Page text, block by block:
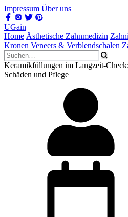
Impressum Über uns
UGain
Home Ästhetische Zahnmedizin
Kronen Veneers & Verblendschalen
Keramikfüllungen im Langzeit-
Schäden und Pflege